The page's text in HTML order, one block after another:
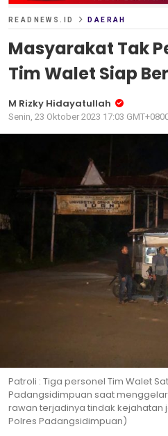
READNEWS.ID DAERAH
Masyarakat Tak
Tim Walet Siap
M Rizky Hidayatullah
Senin, 23 Oktober 2023 17:03
Patroli : Tiga personel Tim Walet
Padangsidimpuan saat
rawan terjadinya tindak kejahatan
Polres Padangsidimpuan)